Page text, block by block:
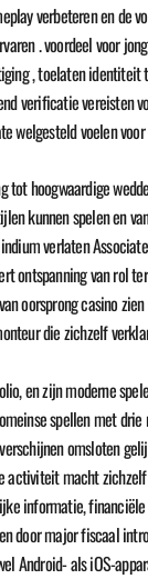
verbeteren en
. voordeel voor
, toelaten
verificatie
voelen
hoogwaardige
kunnen spelen en
verlaten
van rol
oorsprong casino
die zichzelf
en zijn moderne
spellen met
omsloten
macht
informatie,
major fiscaal
Android- als iOS-